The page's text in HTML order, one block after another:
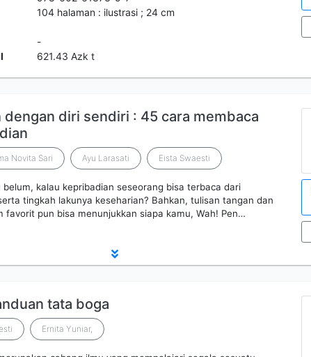
104 halaman : ilustrasi ; 24 cm
-
621.43 Azk t
dengan diri sendiri : 45 cara membaca
Novita Sari Ayu Larasati Eista Swaesti
belum, kalau kepribadian seseorang bisa terbaca dari
tingkah lakunya keseharian? Bahkan, tulisan tangan dan
favorit pun bisa menunjukkan siapa kamu, Wah! Pen…
tata boga
Ernita Yuniar,